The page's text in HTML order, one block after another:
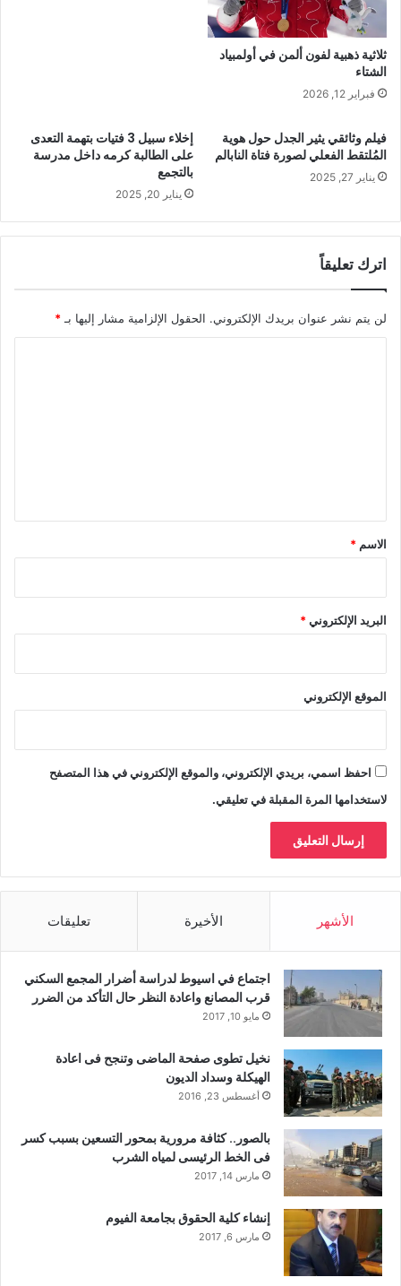
ثلاثية ذهبية لفون ألمن في أولمبياد
الشتاء
فبراير 12, 2026
فيلم وثائقي يثير الجدل حول هوية
المُلتقط الفعلي لصورة فتاة النابالم
يناير 27, 2025
إخلاء سبيل 3 فتيات بتهمة التعدى
على الطالبة كرمه داخل مدرسة
بالتجمع
يناير 20, 2025
اترك تعليقاً
لن يتم نشر عنوان بريدك الإلكتروني. الحقول الإلزامية مشار إليها بـ*
*
الاسم *
البريد الإلكتروني*
الموقع الإلكتروني
احفظ اسمي، بريدي الإلكتروني، والموقع الإلكتروني في هذا المتصفح
لاستخدامها المرة المقبلة في تعليقي.
الأشهر الأخيرة تعليقات
اجتماع في اسيوط لدراسة أضرار المجمع السكني
قرب المصانع واعادة النظر حال التأكد من الضرر
مايو 10, 2017
نخيل تطوى صفحة الماضى وتنجح فى اعادة
الهيكلة وسداد الديون
أغسطس 23, 2016
بالصور.. كثافة مرورية بمحور التسعين بسبب كسر
فى الخط الرئيسى لمياه الشرب
مارس 14, 2017
إنشاء كلية الحقوق بجامعة الفيوم
مارس 6, 2017